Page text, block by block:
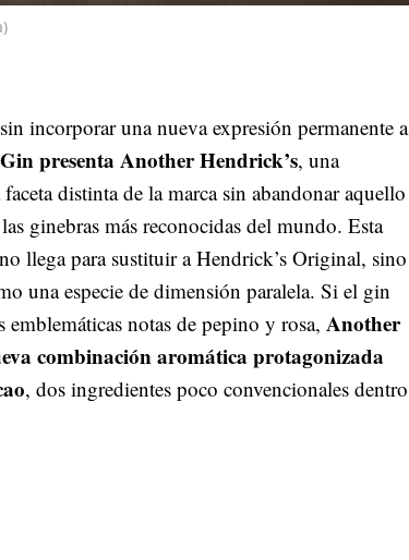
incorporar una nueva expresión permanente a
presenta Another Hendrick’s, una
distinta de la marca sin abandonar aquello
ginebras más reconocidas del mundo. Esta
llega para sustituir a Hendrick’s Original, sino
una especie de dimensión paralela. Si el gin
emblemáticas notas de pepino y rosa, Another
combinación aromática protagonizada
, dos ingredientes poco convencionales dentro